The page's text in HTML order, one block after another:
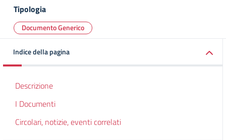
Tipologia
Documento Generico
Indice della pagina
Descrizione
I Documenti
Circolari, notizie, eventi correlati